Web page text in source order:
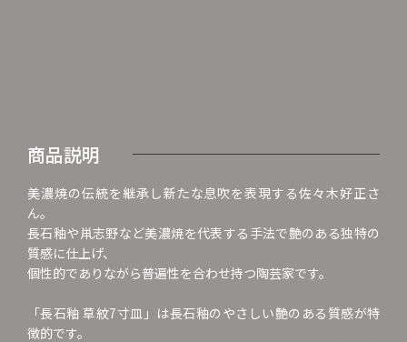
商品説明
美濃焼の伝統を継承し新たな息吹を表現する佐々木好正さ
ん。
長石釉や鼡志野など美濃焼を代表する手法で艶のある独特の
質感に仕上げ、
個性的でありながら普遍性を合わせ持つ陶芸家です。
「長石釉 草紋7寸皿」は長石釉のやさしい艶のある質感が特
徴的です。